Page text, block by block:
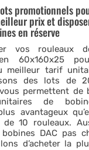
promotionnels
prix et
en réserve
vos rouleaux
60x160x25
meilleur tarif
des lots de
permettent de
de
avantageux
10 rouleaux.
DAC pas
d’acheter la